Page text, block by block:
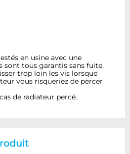
en usine avec une
sont tous garantis sans fuite.
trop loin les vis lorsque
vous risqueriez de percer
de radiateur percé.